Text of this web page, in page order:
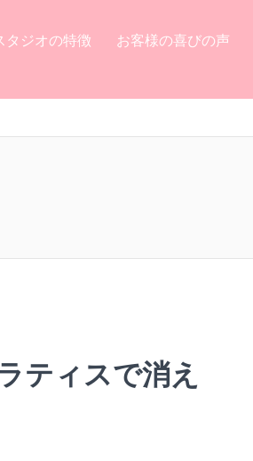
タジオの特徴 お客様の喜びの声
ティスで消え